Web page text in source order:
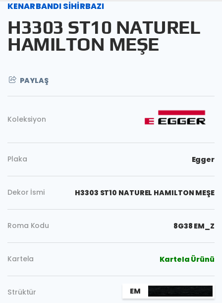
KENARBANDI SİHİRBAZI
H3303 ST10 NATUREL
HAMILTON MEŞE
PAYLAŞ
Koleksiyon
Plaka Egger
Dekor İsmi H3303 ST10 NATUREL HAMILTON MEŞE
Roma Kodu 8G38 EM_Z
Kartela Kartela Ürünü
Strüktür EM